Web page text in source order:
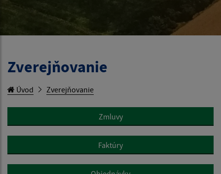
Zverejňovanie
Úvod Zverejňovanie
Zmluvy
Faktúry